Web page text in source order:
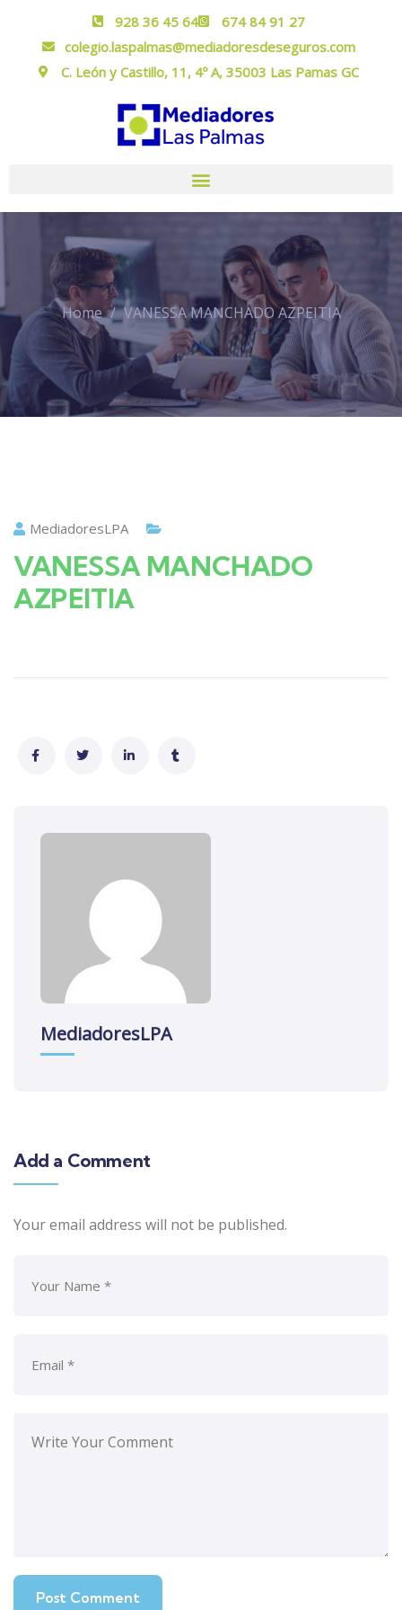
928 36 45 64
674 84 91 27
colegio.laspalmas@mediadoresdeseguros.com
C. León y Castillo, 11, 4º A, 35003 Las Pamas GC
Home VANESSA MANCHADO AZPEITIA
MediadoresLPA
VANESSA MANCHADO
AZPEITIA
MediadoresLPA
Add a Comment
Your email address will not be published.